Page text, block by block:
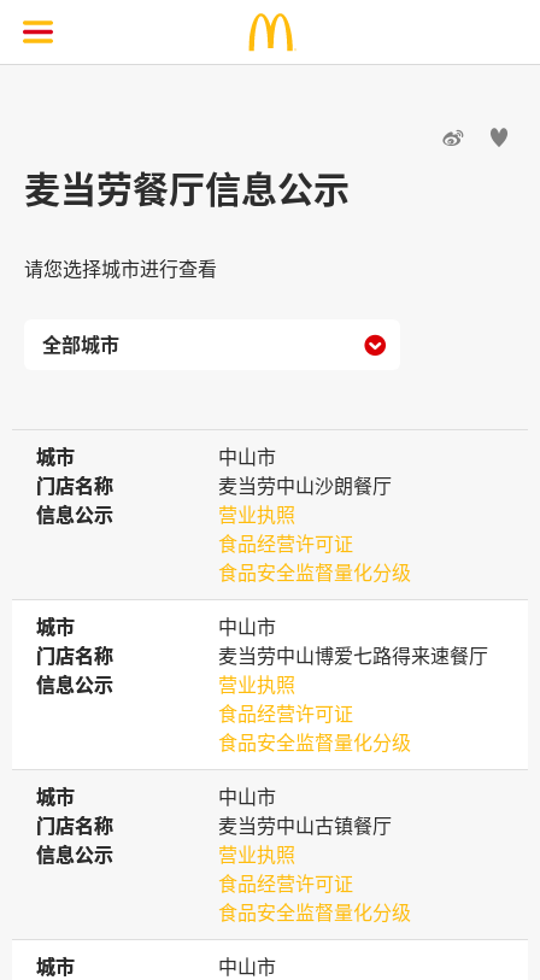
 
麦当劳餐厅信息公示
请您选择城市进行查看

城市
城市
中山市
门店名称
门店名称
麦当劳中山沙朗餐厅
信息公示
信息公示
营业执照
食品经营许可证
食品安全监督量化分级
城市
城市
中山市
门店名称
门店名称
麦当劳中山博爱七路得来速餐厅
信息公示
信息公示
营业执照
食品经营许可证
食品安全监督量化分级
城市
城市
中山市
门店名称
门店名称
麦当劳中山古镇餐厅
信息公示
信息公示
营业执照
食品经营许可证
食品安全监督量化分级
城市
城市
中山市